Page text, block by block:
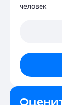
человек